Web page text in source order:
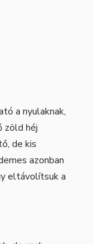
a nyulaknak,
zöld héj
de kis
azonban
eltávolítsuk a